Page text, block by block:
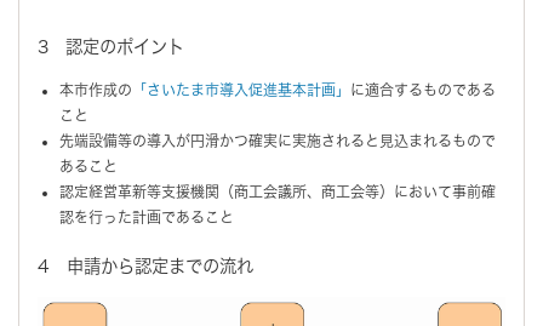
3 認定のポイント
本市作成の 「さいたま市導入促進基本計画」 に適合するものである
こと
先端設備等の導入が円滑かつ確実に実施されると見込まれるもので
あること
認定経営革新等支援機関（商工会議所、商工会等）において事前確
認を行った計画であること
4 申請から認定までの流れ